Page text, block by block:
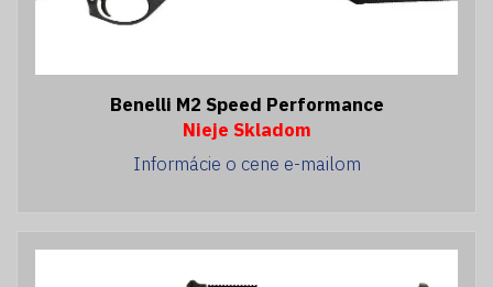
Benelli M2 Speed Performance
Nieje Skladom
Informácie o cene e-mailom